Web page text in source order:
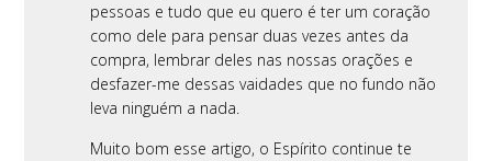
pessoas e tudo que eu quero é ter um coração
como dele para pensar duas vezes antes da
compra, lembrar deles nas nossas orações e
desfazer-me dessas vaidades que no fundo não
leva ninguém a nada.
Muito bom esse artigo, o Espírito continue te